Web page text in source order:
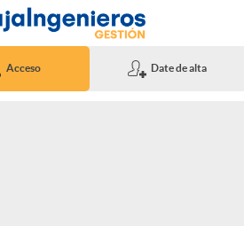
Acceso Date de alta